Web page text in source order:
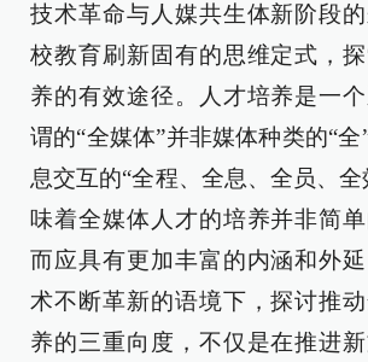
技术革命与人媒共生体新阶段
校教育刷新固有的思维定式，
养的有效途径。人才培养是一
谓的“全媒体”并非媒体种类的“
息交互的“全程、全息、全员、
味着全媒体人才的培养并非简单
而应具有更加丰富的内涵和外
术不断革新的语境下，探讨推
养的三重向度，不仅是在推进